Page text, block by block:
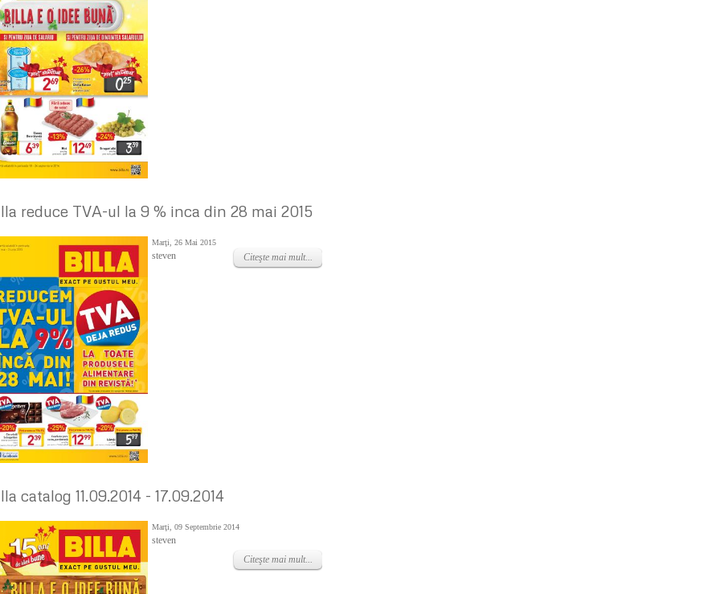
reduce TVA-ul la 9 % inca din 28 mai 2015
Marţi, 26 Mai 2015
steven Citeşte mai mult...
catalog 11.09.2014 - 17.09.2014
Marţi, 09 Septembrie 2014
steven
Citeşte mai mult...